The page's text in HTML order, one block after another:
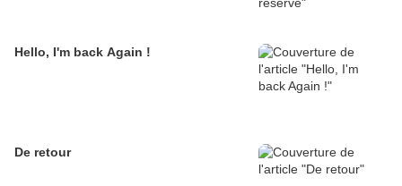
Hello, I'm back Again !
De retour